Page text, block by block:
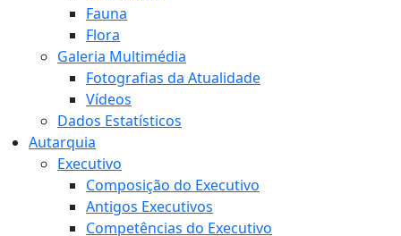
Fauna
Flora
Galeria Multimédia
Fotografias da Atualidade
Vídeos
Dados Estatísticos
Autarquia
Executivo
Composição do Executivo
Antigos Executivos
Competências do Executivo